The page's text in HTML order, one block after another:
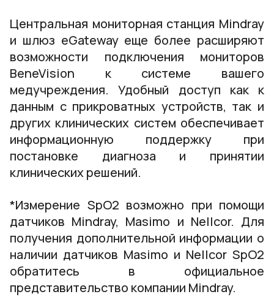
Центральная мониторная станция Mindray
и шлюз eGateway еще более расширяют
возможности подключения мониторов
BeneVision к системе вашего
медучреждения. Удобный доступ как к
данным с прикроватных устройств, так и
других клинических систем обеспечивает
информационную поддержку при
постановке диагноза и принятии
клинических решений.
*Измерение SpO2 возможно при помощи
датчиков Mindray, Masimo и Nellcor. Для
получения дополнительной информации о
наличии датчиков Masimo и Nellcor SpO2
обратитесь в официальное
представительство компании Mindray.